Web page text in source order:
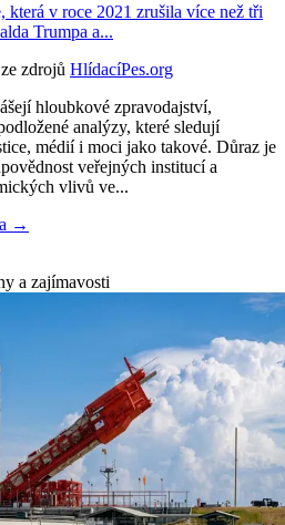
která v roce 2021 zrušila více než tři
Trumpa a...
zdrojů HlídacíPes.org
hloubkové zpravodajství,
analýzy, které sledují
médií i moci jako takové. Důraz je
veřejných institucí a
vlivů ve...
→
a zajímavosti